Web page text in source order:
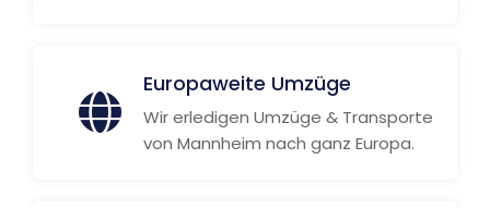
Europaweite Umzüge
Wir erledigen Umzüge & Transporte
von Mannheim nach ganz Europa.